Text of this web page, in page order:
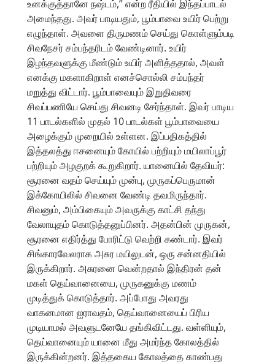
உனக்குத்தானே நஷ்டம்,” என்ற ரீதியில் இந்தப்பாடல்
அமைந்தது. அவர் பாடியதும், பூம்பாவை உயிர் பெற்று
எழுந்தாள். அவளை திருமணம் செய்து கொள்ளும்படி
சிவநேசர் சம்பந்தரிடம் வேண்டினார். உயிர்
இழந்தவளுக்கு மீண்டும் உயிர் அளித்ததால், அவள்
எனக்கு மகளாகிறாள் எனச்சொல்லி சம்பந்தர்
மறுத்து விட்டார். பூம்பாவையும் இறுதிவரை
சிவப்பணியே செய்து சிவனடி சேர்ந்தாள். இவர் பாடிய
11 பாடல்களில் முதல் 10 பாடல்கள் பூம்பாவையை
அழைக்கும் முறையில் உள்ளன. இப்பதிகத்தில்
இத்தலத்து ஈசனையும் கோயில் பற்றியும் மயிலாப்பூர்
பற்றியும் அழகுறக் கூறுகிறார். யானையில் தேவியர்:
சூரனை வதம் செய்யும் முன்பு, முருகப்பெருமான்
இக்கோயிலில் சிவனை வேண்டி தவமிருந்தார்.
சிவனும், அம்பிகையும் அவருக்கு காட்சி தந்து
வேலாயுதம் கொடுத்தனுப்பினர். அதன்பின் முருகன்,
சூரனை எதிர்த்து போரிட்டு வெற்றி கண்டார். இவர்
சிங்காரவேலராக அசுர மயிலுடன், ஒரு சன்னதியில்
இருக்கிறார். அசுரனை வென்றதால் இந்திரன் தன்
மகள் தெய்வானையை, முருகனுக்கு மணம்
முடித்துக் கொடுத்தார். அப்போது அவரது
வாகனமான ஐராவதம், தெய்வானையைப் பிரிய
முடியாமல் அவளுடனேயே தங்கிவிட்டது. வள்ளியும்,
தெய்வானையும் யானை மீது அமர்ந்த கோலத்தில்
இருக்கின்றனர். இத்தகைய கோலத்தை காண்பது